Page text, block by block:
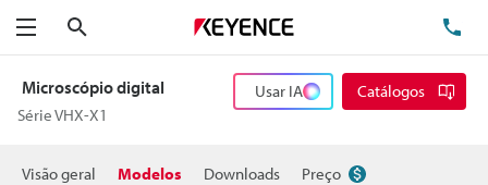
Menu
Microscópio digital
Série VHX-X1
Usar IA Catálogos
Visão geral Modelos Downloads Preço